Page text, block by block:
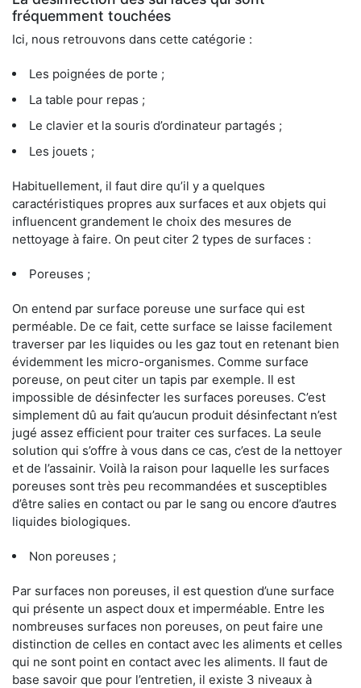
fréquemment touchées
Ici, nous retrouvons dans cette catégorie :
Les poignées de porte ;
La table pour repas ;
Le clavier et la souris d’ordinateur partagés ;
Les jouets ;
Habituellement, il faut dire qu’il y a quelques
caractéristiques propres aux surfaces et aux objets qui
influencent grandement le choix des mesures de
nettoyage à faire. On peut citer 2 types de surfaces :
Poreuses ;
On entend par surface poreuse une surface qui est
perméable. De ce fait, cette surface se laisse facilement
traverser par les liquides ou les gaz tout en retenant bien
évidemment les micro-organismes. Comme surface
poreuse, on peut citer un tapis par exemple. Il est
impossible de désinfecter les surfaces poreuses. C’est
simplement dû au fait qu’aucun produit désinfectant n’est
jugé assez efficient pour traiter ces surfaces. La seule
solution qui s’offre à vous dans ce cas, c’est de la nettoyer
et de l’assainir. Voilà la raison pour laquelle les surfaces
poreuses sont très peu recommandées et susceptibles
d’être salies en contact ou par le sang ou encore d’autres
liquides biologiques.
Non poreuses ;
Par surfaces non poreuses, il est question d’une surface
qui présente un aspect doux et imperméable. Entre les
nombreuses surfaces non poreuses, on peut faire une
distinction de celles en contact avec les aliments et celles
qui ne sont point en contact avec les aliments. Il faut de
base savoir que pour l’entretien, il existe 3 niveaux à